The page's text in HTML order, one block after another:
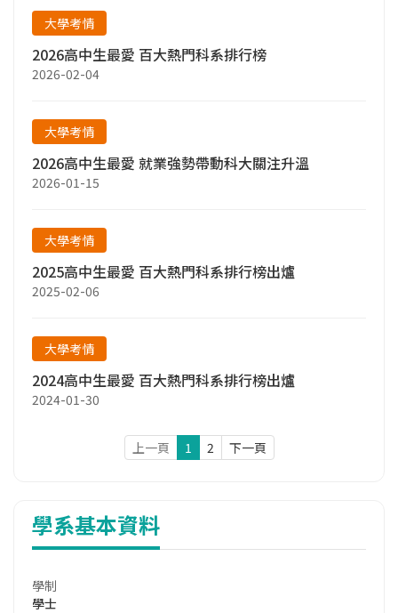
大學考情
2026高中生最愛 百大熱門科系排行榜
2026-02-04
大學考情
2026高中生最愛 就業強勢帶動科大關注升溫
2026-01-15
大學考情
2025高中生最愛 百大熱門科系排行榜出爐
2025-02-06
大學考情
2024高中生最愛 百大熱門科系排行榜出爐
2024-01-30
上一頁 1 2 下一頁
學系基本資料
學制
學士